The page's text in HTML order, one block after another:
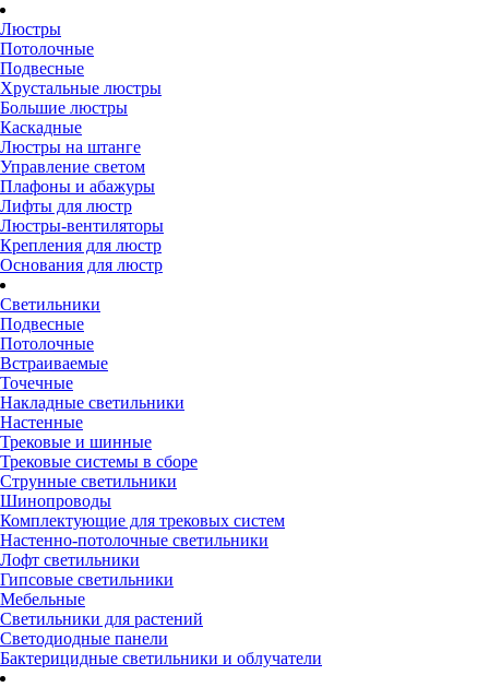
Люстры
Потолочные
Подвесные
Хрустальные люстры
Большие люстры
Каскадные
Люстры на штанге
Управление светом
Плафоны и абажуры
Лифты для люстр
Люстры-вентиляторы
Крепления для люстр
Основания для люстр
Светильники
Подвесные
Потолочные
Встраиваемые
Точечные
Накладные светильники
Настенные
Трековые и шинные
Трековые системы в сборе
Струнные светильники
Шинопроводы
Комплектующие для трековых систем
Настенно-потолочные светильники
Лофт светильники
Гипсовые светильники
Мебельные
Светильники для растений
Светодиодные панели
Бактерицидные светильники и облучатели